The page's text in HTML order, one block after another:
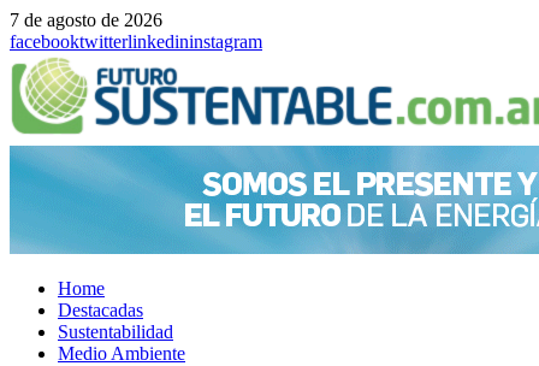
7 de agosto de 2026
facebooktwitterlinkedininstagram
Home
Destacadas
Sustentabilidad
Medio Ambiente